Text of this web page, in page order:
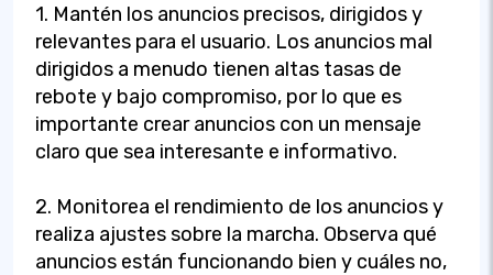
1. Mantén los anuncios precisos, dirigidos y
relevantes para el usuario. Los anuncios mal
dirigidos a menudo tienen altas tasas de
rebote y bajo compromiso, por lo que es
importante crear anuncios con un mensaje
claro que sea interesante e informativo.
2. Monitorea el rendimiento de los anuncios y
realiza ajustes sobre la marcha. Observa qué
anuncios están funcionando bien y cuáles no,